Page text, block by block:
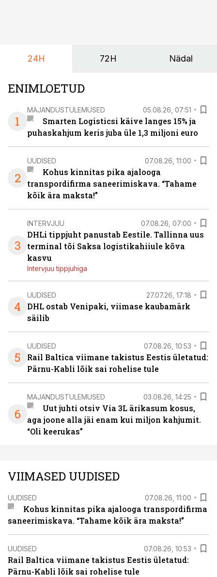
24H 72H Nädal
ENIMLOETUD
1
MAJANDUSTULEMUSED 05.08.26, 07:51
Smarten Logisticsi käive langes 15% ja
puhaskahjum keris juba üle 1,3 miljoni euro
2
UUDISED 07.08.26, 11:00
Kohus kinnitas pika ajalooga
transpordifirma saneerimiskava. “Tahame
kõik ära maksta!”
3
INTERVJUU 07.08.26, 07:00
DHLi tippjuht panustab Eestile. Tallinna uus
terminal tõi Saksa logistikahiiule kõva
kasvu
Intervjuu tippjuhiga
4
UUDISED 27.07.26, 17:18
DHL ostab Venipaki, viimase kaubamärk
säilib
5
UUDISED 07.08.26, 10:53
Rail Baltica viimane takistus Eestis ületatud:
Pärnu-Kabli lõik sai rohelise tule
6
MAJANDUSTULEMUSED 03.08.26, 14:25
Uut juhti otsiv Via 3L ärikasum kosus,
aga joone alla jäi enam kui miljon kahjumit.
“Oli keerukas”
VIIMASED UUDISED
UUDISED 07.08.26, 11:00
Kohus kinnitas pika ajalooga transpordifirma
saneerimiskava. “Tahame kõik ära maksta!”
UUDISED 07.08.26, 10:53
Rail Baltica viimane takistus Eestis ületatud:
Pärnu-Kabli lõik sai rohelise tule